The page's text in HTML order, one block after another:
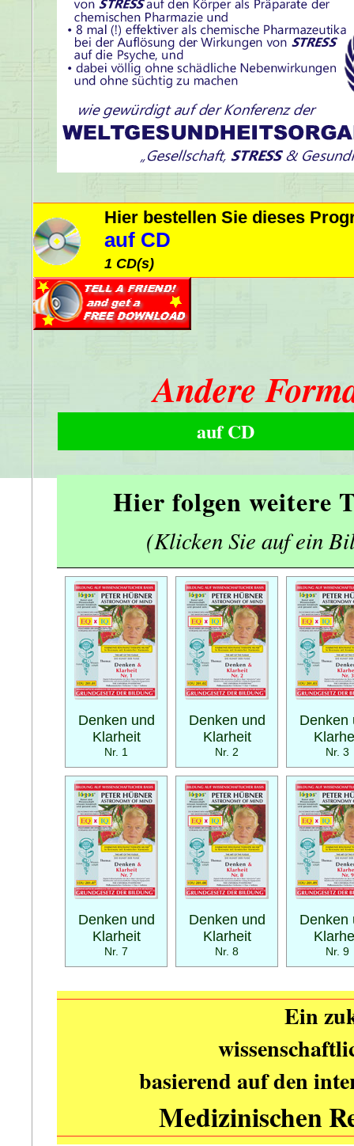
Hier bestellen Sie dieses
auf CD
1 CD(s)
Andere
auf CD
Hier folgen weitere
(Klicken Sie auf ein
Denken und
Klarheit
Nr. 1
Denken und
Klarheit
Nr. 2
Denken
Nr. 3
Denken und
Klarheit
Nr. 7
Denken und
Klarheit
Nr. 8
Denken
Nr. 9
Ein
basierend auf den
Medizinischen